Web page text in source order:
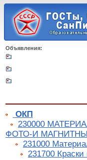
Объявления:
ОКП
230000
ФОТО-И
231000
231700